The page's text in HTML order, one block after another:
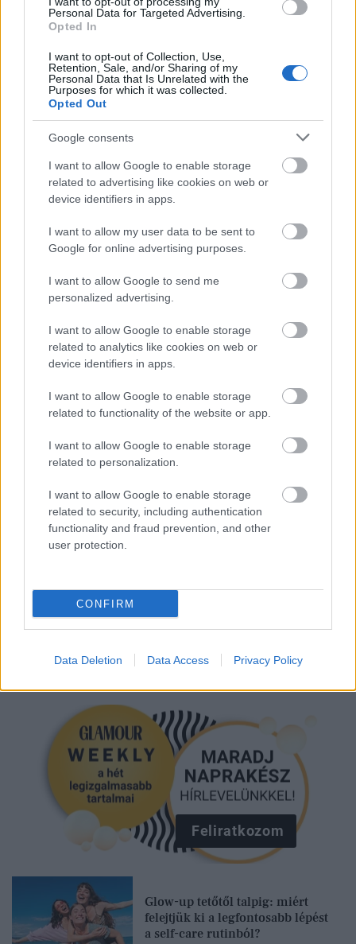
Personal Data for Targeted Advertising.
Opted In
I want to opt-out of Collection, Use,
Retention, Sale, and/or Sharing of my
Personal Data that Is Unrelated with the
Purposes for which it was collected.
Opted Out
Google consents
I want to allow Google to enable storage
related to advertising like cookies on web or
device identifiers in apps.
I want to allow my user data to be sent to
Google for online advertising purposes.
I want to allow Google to send me
personalized advertising.
I want to allow Google to enable storage
related to analytics like cookies on web or
device identifiers in apps.
I want to allow Google to enable storage
related to functionality of the website or app.
I want to allow Google to enable storage
related to personalization.
I want to allow Google to enable storage
related to security, including authentication
functionality and fraud prevention, and other
user protection.
CONFIRM
Data Deletion Data Access Privacy Policy
Messengeren
keresőben könnyebben megtaláld a
glamour.hu cikkeit
GARDÓBNAPLÓ
Kövesd a Glamour cikkeit aGoogle hírekbenis!
Feliratkozom
Glow-up tetőtől talpig: miért
felejtjük ki a legfontosabb lépést
a self-care rutinból?